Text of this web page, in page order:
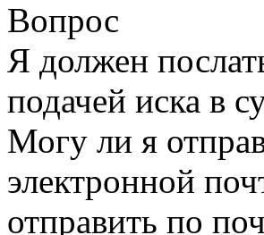
Вопрос
Я должен
Могу ли я
электронной
отправить по